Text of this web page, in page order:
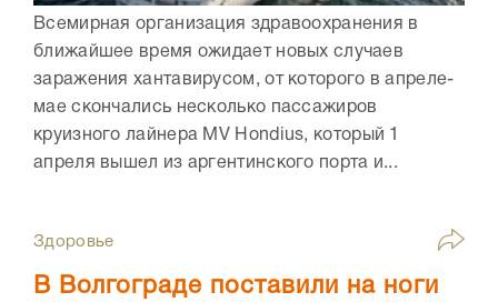
Всемирная организация здравоохранения в
ближайшее время ожидает новых случаев
заражения хантавирусом, от которого в апреле-
мае скончались несколько пассажиров
круизного лайнера MV Hondius, который 1
апреля вышел из аргентинского порта и...
Здоровье
В Волгограде поставили на ноги